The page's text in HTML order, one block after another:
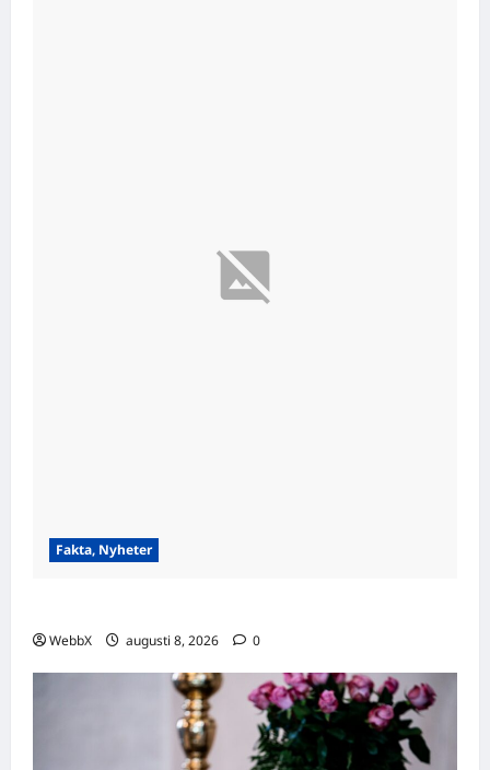
Fakta, Nyheter
WebbX augusti 8, 2026 0